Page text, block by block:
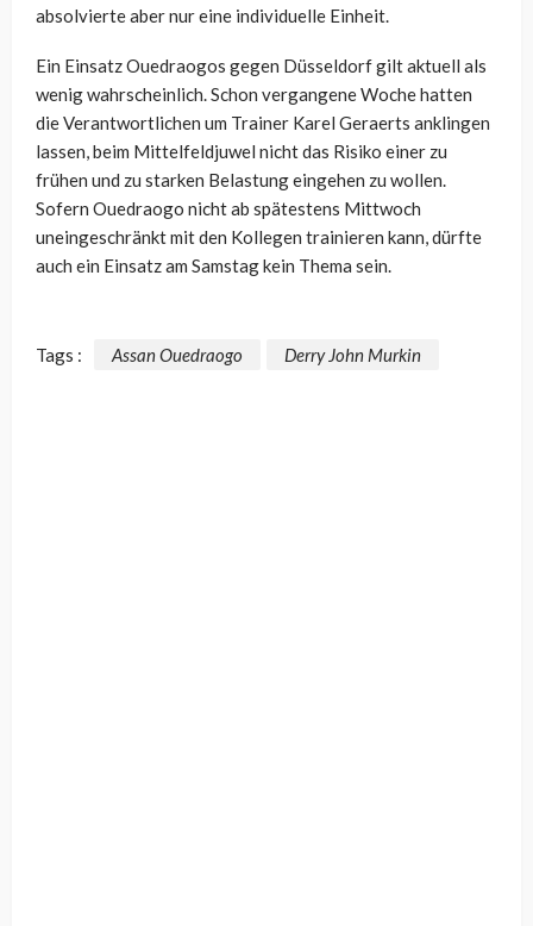
absolvierte aber nur eine individuelle Einheit.
Ein EinsatzOuedraogos gegen Düsseldorf gilt aktuell als
wenig wahrscheinlich. Schon vergangene Woche hatten
die Verantwortlichen um Trainer Karel Geraerts anklingen
lassen, beim Mittelfeldjuwel nicht das Risiko einer zu
frühen und zu starken Belastung eingehen zu wollen.
Sofern Ouedraogo nicht ab spätestens Mittwoch
uneingeschränkt mit den Kollegen trainieren kann, dürfte
auch ein Einsatz am Samstag kein Thema sein.
Tags : Assan Ouedraogo Derry John Murkin